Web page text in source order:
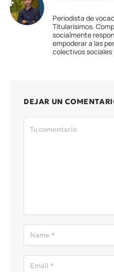
Periodista de
Titularísimos.
socialmente
empoderar a las
colectivos sociales
DEJAR UN